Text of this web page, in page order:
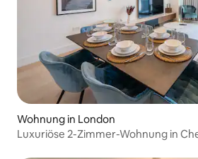
Wohnung in London
Luxuriöse 2-Zimmer-Wohnung in